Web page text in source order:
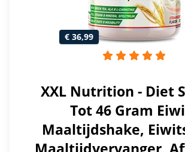
€ 36,99
XXL Nutrition - Diet
Tot 46 Gram
Maaltijdshake,